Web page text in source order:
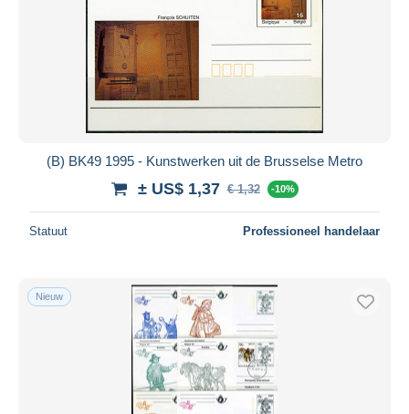
(B) BK49 1995 - Kunstwerken uit de Brusselse Metro
± US$ 1,37 € 1,32 -10%
Statuut Professioneel handelaar
Nieuw